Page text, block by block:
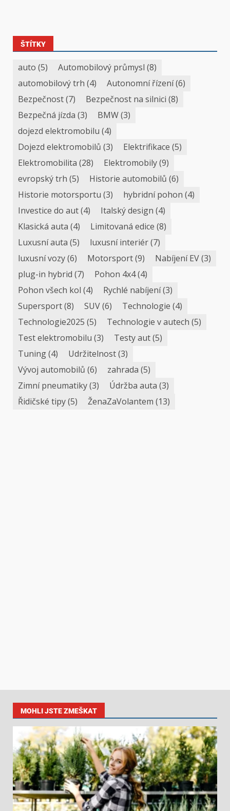
ŠTÍTKY
auto (5) Automobilový průmysl (8)
automobilový trh (4) Autonomní řízení(6)
Bezpečnost(7) Bezpečnost na silnici (8)
Bezpečná jízda (3) BMW(3)
dojezd elektromobilu (4)
Dojezd elektromobilů (3) Elektrifikace (5)
Elektromobilita (28) Elektromobily(9)
evropský trh (5) Historie automobilů (6)
Historie motorsportu (3) hybridní pohon (4)
Investice do aut(4) Italský design (4)
Klasická auta (4) Limitovaná edice (8)
Luxusní auta (5) luxusní interiér(7)
luxusní vozy(6) Motorsport(9) Nabíjení EV(3)
plug-in hybrid (7) Pohon 4x4(4)
Pohon všech kol (4) Rychlé nabíjení(3)
Supersport(8) SUV(6) Technologie (4)
Technologie2025 (5) Technologie v autech (5)
Test elektromobilu (3) Testy aut(5)
Tuning(4) Udržitelnost(3)
Vývoj automobilů (6) zahrada (5)
Zimní pneumatiky(3) Údržba auta (3)
Řidičské tipy(5) ŽenaZaVolantem (13)
MOHLI JSTE ZMEŠKAT